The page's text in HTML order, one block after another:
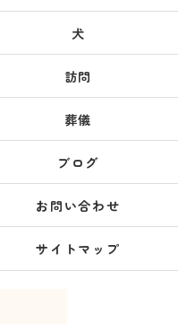
犬
訪問
葬儀
ブログ
お問い合わせ
サイトマップ